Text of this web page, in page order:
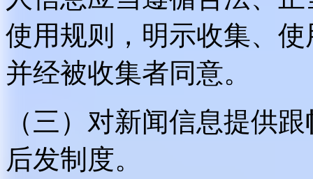
使用规则，明示收集、
并经被收集者同意。
（三）对新闻信息提供
后发制度。